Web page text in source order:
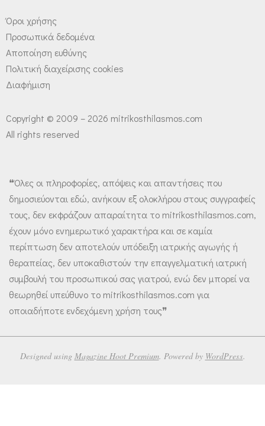
Όροι χρήσης
Προσωπικά δεδομένα
Αποποίηση ευθύνης
Πολιτική διαχείρισης cookies
Διαφήμιση
Copyright © 2009 – 2026 mitrikosthilasmos.com
All rights reserved
❝Όλες οι πληροφορίες, απόψεις και απαντήσεις που
δημοσιεύονται εδώ, ανήκουν εξ ολοκλήρου στους συγγραφείς
τους, δεν εκφράζουν απαραίτητα το mitrikosthilasmos.com,
έχουν μόνο ενημερωτικό χαρακτήρα και σε καμία
περίπτωση δεν αποτελούν υπόδειξη ιατρικής αγωγής ή
θεραπείας, δεν υποκαθιστούν την επαγγελματική ιατρική
συμβουλή του προσωπικού σας γιατρού, ενώ δεν μπορεί να
θεωρηθεί υπεύθυνο το mitrikosthilasmos.com για
οποιαδήποτε ενδεχόμενη χρήση τους❞
Designed using Magazine Hoot Premium. Powered by WordPress.